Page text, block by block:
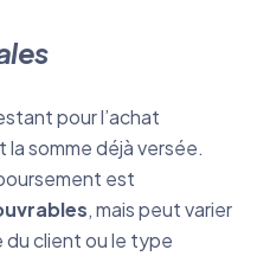
pour l’achat
somme déjà versée.
est
, mais peut varier
du client ou le type